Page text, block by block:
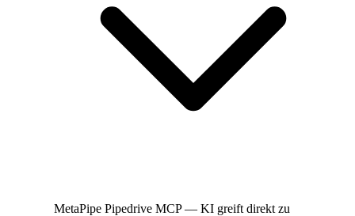
MetaPipe Pipedrive MCP — KI greift direkt zu